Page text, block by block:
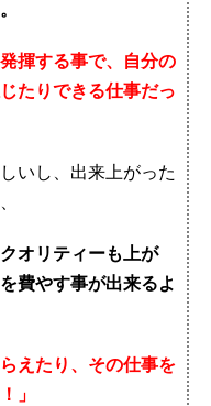
揮する事で、自分の
たりできる仕事だっ
いし、出来上がった
オリティーも上が
費やす事が出来るよ
えたり、その仕事を
」